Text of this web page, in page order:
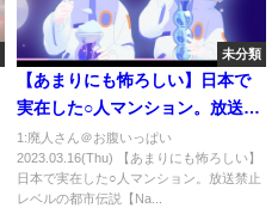
未分類
【あまりにも怖ろしい】日本で
実在した○人マンション。放送禁
止レベルの都市伝説【Naokiman
コラボ】
1:廃人さん＠お腹いっぱい
2023.03.16(Thu) 【あまりにも怖ろしい】
日本で実在した○人マンション。放送禁止
レベルの都市伝説【Na...